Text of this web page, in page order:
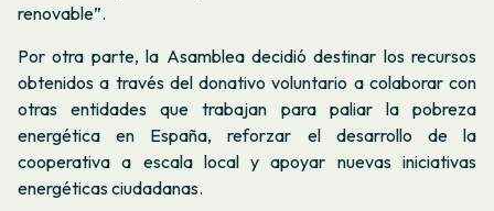
renovable”.
Por otra parte, la Asamblea decidió destinar los recursos
obtenidos a través del donativo voluntario a colaborar con
otras entidades que trabajan para paliar la pobreza
energética en España, reforzar el desarrollo de la
cooperativa a escala local y apoyar nuevas iniciativas
energéticas ciudadanas.